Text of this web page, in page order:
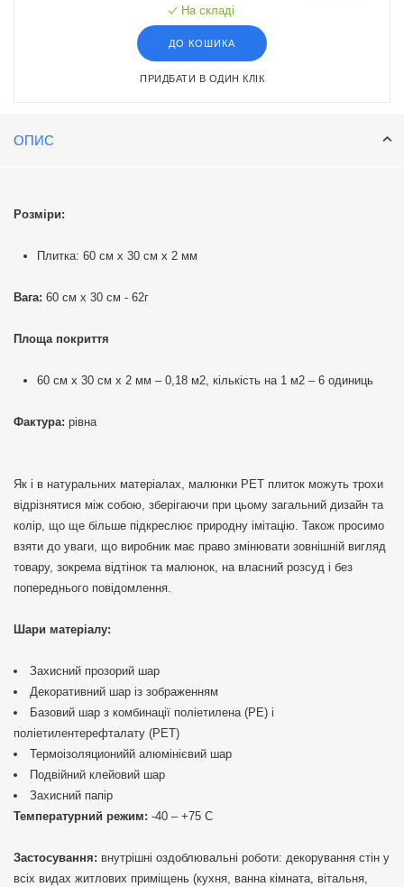
На складі
ДО КОШИКА
ПРИДБАТИ В ОДИН КЛІК
ОПИС
Розміри:
Плитка: 60 см х 30 см х 2 мм
Вага: 60 см х 30 см - 62г
Площа покриття
60 см х 30 см х 2 мм – 0,18 м2, кількість на 1 м2 – 6 одиниць
Фактура: рівна
Як і в натуральних матеріалах, малюнки РЕТ плиток можуть трохи
відрізнятися між собою, зберігаючи при цьому загальний дизайн та
колір, що ще більше підкреслює природну імітацію. Також просимо
взяти до уваги, що виробник має право змінювати зовнішній вигляд
товару, зокрема відтінок та малюнок, на власний розсуд і без
попереднього повідомлення.
Шари матеріалу:
Захисний прозорий шар
Декоративний шар із зображенням
Базовий шар з комбинації поліетилена (PE) і
поліетилентерефталату (PET)
Термоізоляционийй алюмінієвий шар
Подвійний клейовий шар
Захисний папір
Температурний режим: -40 – +75 С
Застосування: внутрішні оздоблювальні роботи: декорування стін у
всіх видах житлових приміщень (кухня, ванна кімната, вітальня,